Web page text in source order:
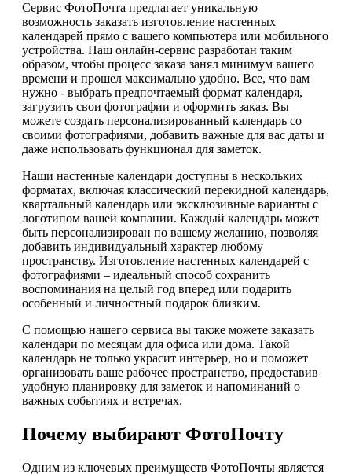
Сервис ФотоПочта предлагает уникальную
возможность заказать изготовление настенных
календарей прямо с вашего компьютера или мобильного
устройства. Наш онлайн-сервис разработан таким
образом, чтобы процесс заказа занял минимум вашего
времени и прошел максимально удобно. Все, что вам
нужно - выбрать предпочтаемый формат календаря,
загрузить свои фотографии и оформить заказ. Вы
можете создать персонализированный календарь со
своими фотографиями, добавить важные для вас даты и
даже использовать функционал для заметок.
Наши настенные календари доступны в нескольких
форматах, включая классический перекидной календарь,
квартальный календарь или эксклюзивные варианты с
логотипом вашей компании. Каждый календарь может
быть персонализирован по вашему желанию, позволяя
добавить индивидуальный характер любому
пространству. Изготовление настенных календарей с
фотографиями – идеальный способ сохранить
воспоминания на целый год вперед или подарить
особенный и личностный подарок близким.
С помощью нашего сервиса вы также можете заказать
календари по месяцам для офиса или дома. Такой
календарь не только украсит интерьер, но и поможет
организовать ваше рабочее пространство, предоставив
удобную планировку для заметок и напоминаний о
важных событиях и встречах.
Почему выбирают ФотоПочту
Одним из ключевых преимуществ ФотоПочты является